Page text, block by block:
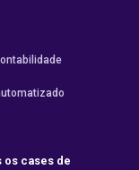
os cases de